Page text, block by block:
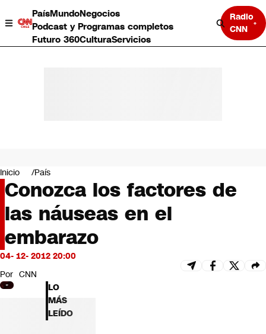
PaísMundoNegocios
Podcast y Programas completos
Futuro 360CulturaServicios
Radio
CNN
Negocios
Deportes
Programas completos
Cultura
Servicios
Bits
CNN tiempo
Futuro 360
Opinión
Inicio País
Conozca los factores de
las náuseas en el
embarazo
04- 12- 2012 20:00
Por CNN
LO
MÁS
LEÍDO